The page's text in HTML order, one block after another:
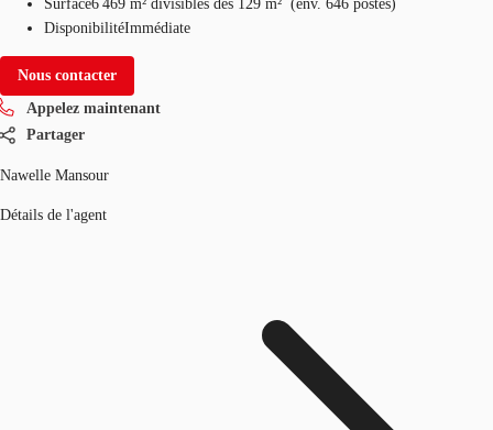
Surface6 469 m² divisibles dès 129 m² (env. 646 postes)
DisponibilitéImmédiate
Nous contacter
Appelez maintenant
Partager
Nawelle Mansour
Détails de l'agent